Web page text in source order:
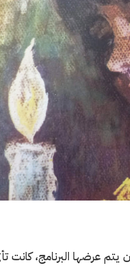
عرضها البرنامج، كانت